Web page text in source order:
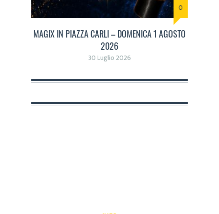
0
MAGIX IN PIAZZA CARLI – DOMENICA 1 AGOSTO
2026
30 Luglio 2026